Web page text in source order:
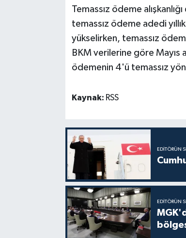
Temassız ödeme
temassız ödeme adedi
yükselirken, temassız
BKM verilerine göre Mayıs
ödemenin 4'ü temassız
Kaynak: RSS
EDITÖRÜN
EDITÖRÜN